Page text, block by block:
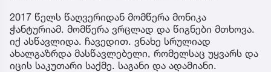
2017 წელს წაღვერიდან მომწერა მონიკა
ჭანტურიამ. მომწერა ვრცლად და წიგნები მთხოვა.
იქ ასწავლიდა. ჩავედით. ვნახე სრულიად
ახალგაზრდა მასწავლებელი, რომელსაც უყვარს და
იცის საკუთარი საქმე. საგანი და ადამიანი.